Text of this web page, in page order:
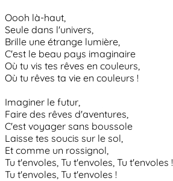
Oooh là-haut,
Seule dans l'univers,
Brille une étrange lumière,
C'est le beau pays imaginaire
Où tu vis tes rêves en couleurs,
Où tu rêves ta vie en couleurs !
Imaginer le futur,
Faire des rêves d'aventures,
C'est voyager sans boussole
Laisse tes soucis sur le sol,
Et comme un rossignol,
Tu t'envoles, Tu t'envoles, Tu t'envoles !
Tu t'envoles, Tu t'envoles !